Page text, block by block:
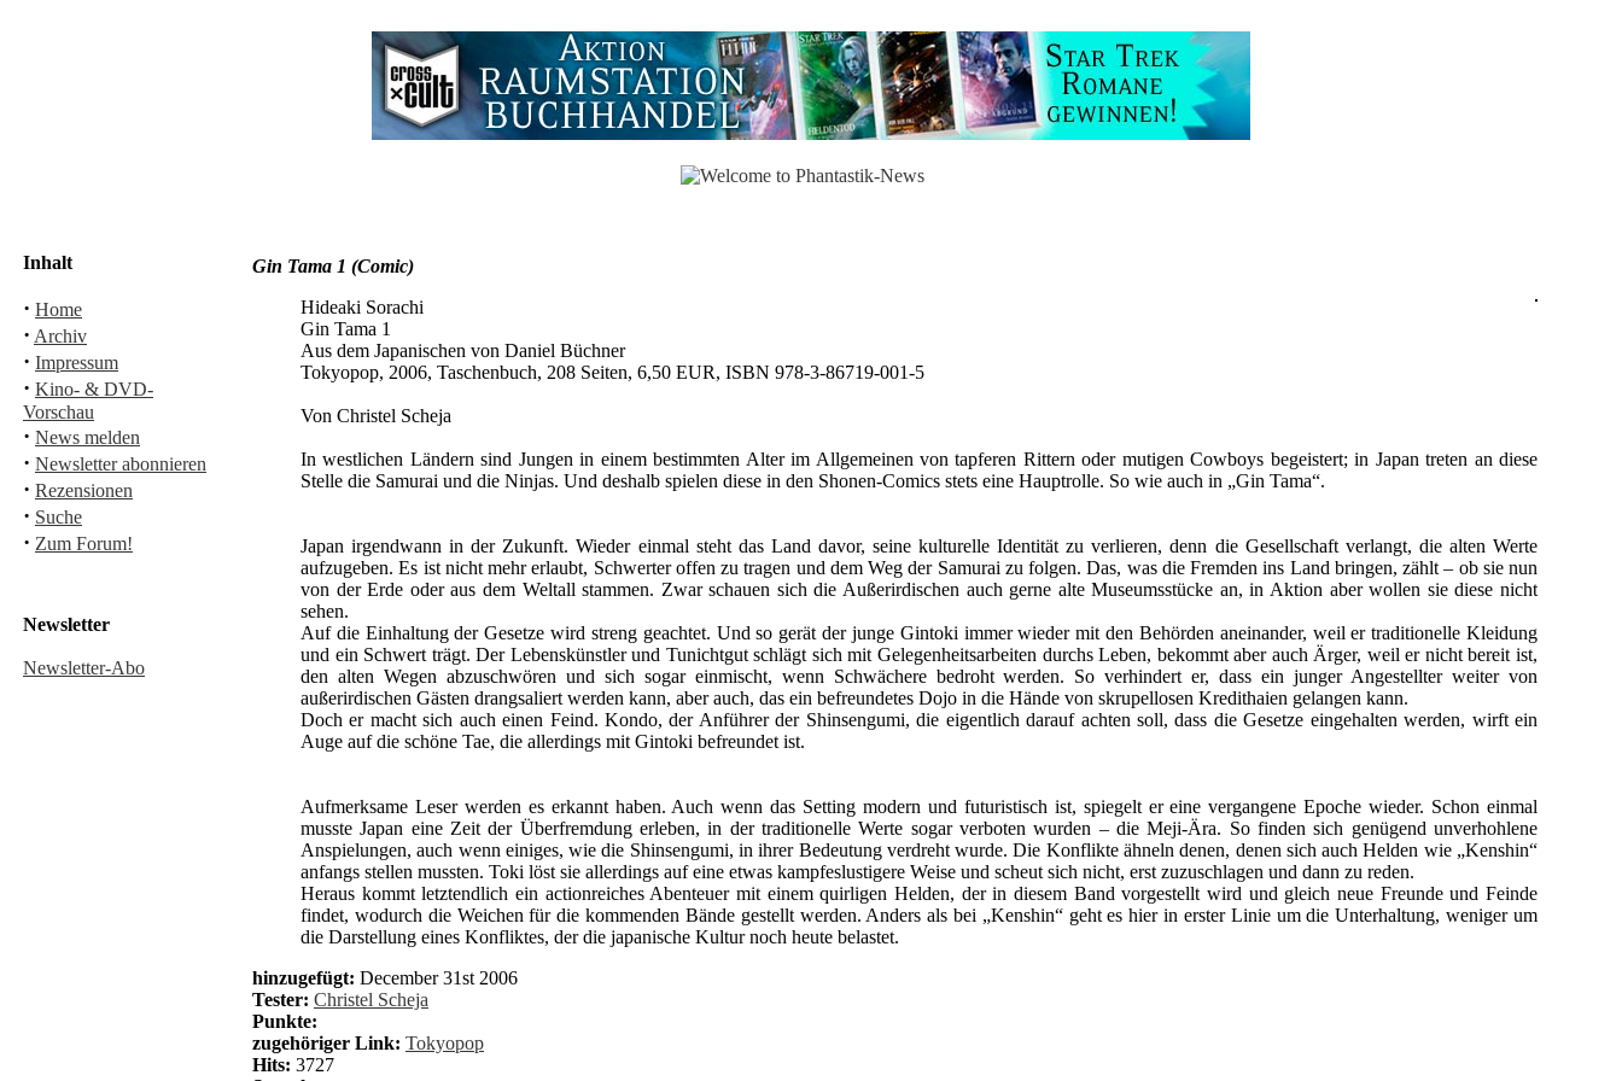
Inhalt
· Home
· Archiv
· Impressum
· Kino- & DVD-
Vorschau
· News melden
· Newsletter abonnieren
· Rezensionen
· Suche
· Zum Forum!
Newsletter
Newsletter-Abo
Gin Tama 1 (Comic)
Hideaki Sorachi
Gin Tama 1
Aus dem Japanischen von Daniel Büchner
Tokyopop, 2006, Taschenbuch, 208 Seiten, 6,50 EUR, ISBN 978-3-86719-001-5
Von Christel Scheja
In westlichen Ländern sind Jungen in einem bestimmten Alter im Allgemeinen von tapferen Rittern oder mutigen Cowboys begeistert; in Japan treten an diese
Stelle die Samurai und die Ninjas. Und deshalb spielen diese in den Shonen-Comics stets eine Hauptrolle. So wie auch in „Gin Tama“.
Japan irgendwann in der Zukunft. Wieder einmal steht das Land davor, seine kulturelle Identität zu verlieren, denn die Gesellschaft verlangt, die alten Werte
aufzugeben. Es ist nicht mehr erlaubt, Schwerter offen zu tragen und dem Weg der Samurai zu folgen. Das, was die Fremden ins Land bringen, zählt – ob sie nun
von der Erde oder aus dem Weltall stammen. Zwar schauen sich die Außerirdischen auch gerne alte Museumsstücke an, in Aktion aber wollen sie diese nicht
sehen.
Auf die Einhaltung der Gesetze wird streng geachtet. Und so gerät der junge Gintoki immer wieder mit den Behörden aneinander, weil er traditionelle Kleidung
und ein Schwert trägt. Der Lebenskünstler und Tunichtgut schlägt sich mit Gelegenheitsarbeiten durchs Leben, bekommt aber auch Ärger, weil er nicht bereit ist,
den alten Wegen abzuschwören und sich sogar einmischt, wenn Schwächere bedroht werden. So verhindert er, dass ein junger Angestellter weiter von
außerirdischen Gästen drangsaliert werden kann, aber auch, das ein befreundetes Dojo in die Hände von skrupellosen Kredithaien gelangen kann.
Doch er macht sich auch einen Feind. Kondo, der Anführer der Shinsengumi, die eigentlich darauf achten soll, dass die Gesetze eingehalten werden, wirft ein
Auge auf die schöne Tae, die allerdings mit Gintoki befreundet ist.
Aufmerksame Leser werden es erkannt haben. Auch wenn das Setting modern und futuristisch ist, spiegelt er eine vergangene Epoche wieder. Schon einmal
musste Japan eine Zeit der Überfremdung erleben, in der traditionelle Werte sogar verboten wurden – die Meji-Ära. So finden sich genügend unverhohlene
Anspielungen, auch wenn einiges, wie die Shinsengumi, in ihrer Bedeutung verdreht wurde. Die Konflikte ähneln denen, denen sich auch Helden wie „Kenshin“
anfangs stellen mussten. Toki löst sie allerdings auf eine etwas kampfeslustigere Weise und scheut sich nicht, erst zuzuschlagen und dann zu reden.
Heraus kommt letztendlich ein actionreiches Abenteuer mit einem quirligen Helden, der in diesem Band vorgestellt wird und gleich neue Freunde und Feinde
findet, wodurch die Weichen für die kommenden Bände gestellt werden. Anders als bei „Kenshin“ geht es hier in erster Linie um die Unterhaltung, weniger um
die Darstellung eines Konfliktes, der die japanische Kultur noch heute belastet.
hinzugefügt: December 31st 2006
Tester: Christel Scheja
Punkte:
zugehöriger Link: Tokyopop
Hits: 3727